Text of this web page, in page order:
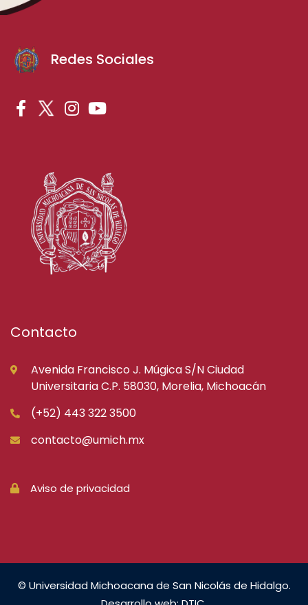
Redes Sociales
Contacto
Avenida Francisco J. Múgica S/N Ciudad
Universitaria C.P. 58030, Morelia, Michoacán
(+52) 443 322 3500
contacto@umich.mx
Aviso de privacidad
© Universidad Michoacana de San Nicolás de Hidalgo.